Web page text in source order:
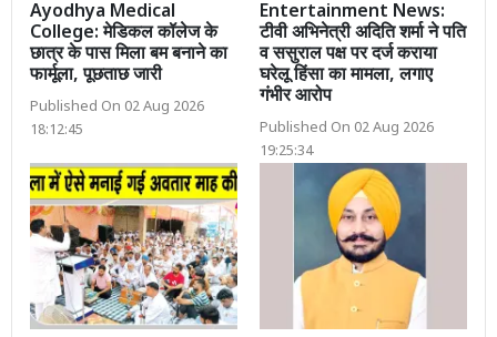
Ayodhya Medical
College: मेडिकल कॉलेज के
छात्र के पास मिला बम बनाने का
फार्मूला, पूछताछ जारी
Published On 02 Aug 2026
18:12:45
Entertainment News:
टीवी अभिनेत्री अदिति शर्मा ने पति
व ससुराल पक्ष पर दर्ज कराया
घरेलू हिंसा का मामला, लगाए
गंभीर आरोप
Published On 02 Aug 2026
19:25:34